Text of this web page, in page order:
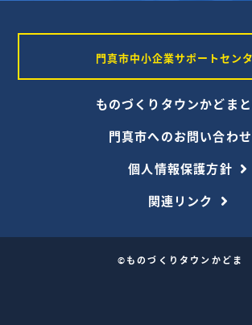
門真市中小企業サポートセン
ものづくりタウンかどま
門真市へのお問い合わせ
個人情報保護方針
関連リンク
©ものづくりタウンかどま